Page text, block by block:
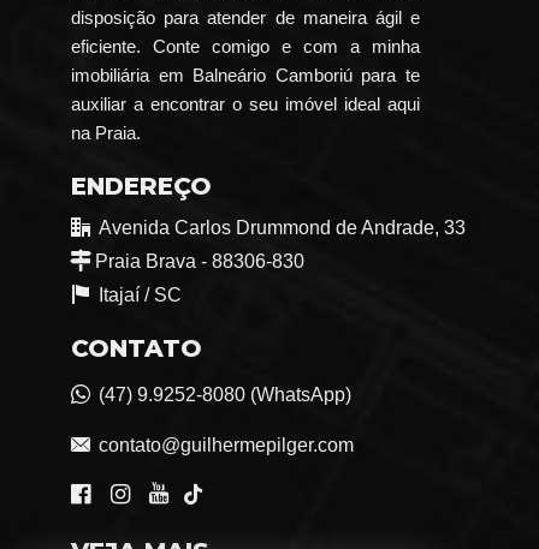
disposição para atender de maneira ágil e
eficiente. Conte comigo e com a minha
imobiliária em Balneário Camboriú para te
auxiliar a encontrar o seu imóvel ideal aqui
na Praia.
ENDEREÇO
Avenida Carlos Drummond de Andrade, 33
Praia Brava - 88306-830
Itajaí / SC
CONTATO
(47) 9.9252-8080 (WhatsApp)
contato@guilhermepilger.com